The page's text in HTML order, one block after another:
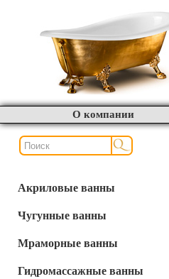
О компании
Акриловые ванны
Чугунные ванны
Мраморные ванны
Гидромассажные ванны